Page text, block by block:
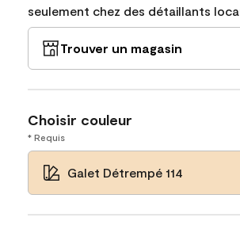
seulement chez des détaillants
Trouver un magasin
Choisir couleur
* Requis
Galet Détrempé 114